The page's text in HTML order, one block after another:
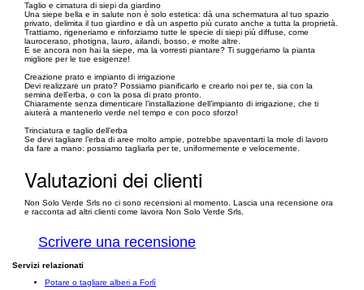
Taglio e cimatura di siepi da giardino
Una siepe bella e in salute non è solo estetica: dà una schermatura al tuo spazio
privato, delimita il tuo giardino e dà un aspetto più curato anche a tutta la proprietà.
Trattiamo, rigeneriamo e rinforziamo tutte le specie di siepi più diffuse, come
lauroceraso, photigna, lauro, ailandi, bosso, e molte altre.
E se ancora non hai la siepe, ma la vorresti piantare? Ti suggeriamo la pianta
migliore per le tue esigenze!
Creazione prato e impianto di irrigazione
Devi realizzare un prato? Possiamo pianificarlo e crearlo noi per te, sia con la
semina dell’erba, o con la posa di prato pronto.
Chiaramente senza dimenticare l’installazione dell’impianto di irrigazione, che ti
aiuterà a mantenerlo verde nel tempo e con poco sforzo!
Trinciatura e taglio dell’erba
Se devi tagliare l’erba di aree molto ampie, potrebbe spaventarti la mole di lavoro
da fare a mano: possiamo tagliarla per te, uniformemente e velocemente.
Valutazioni dei clienti
Non Solo Verde Srls no ci sono recensioni al momento. Lascia una recensione ora
e racconta ad altri clienti come lavora Non Solo Verde Srls.
Scrivere una recensione
Servizi relazionati
Potare o tagliare alberi a Forlì